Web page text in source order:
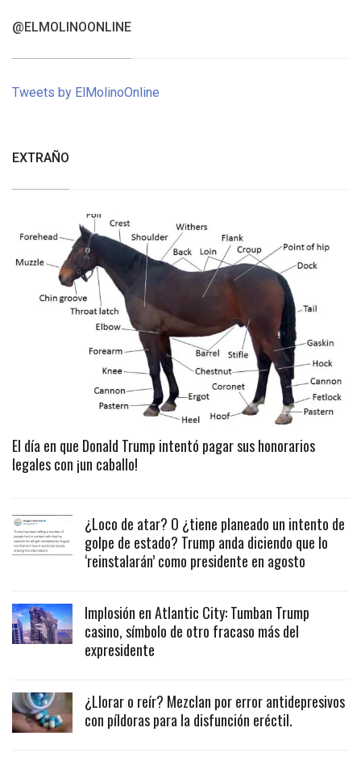
@ELMOLINOONLINE
Tweets by ElMolinoOnline
EXTRAÑO
El día en que Donald Trump intentó pagar sus honorarios
legales con ¡un caballo!
¿Loco de atar? O ¿tiene planeado un intento de
golpe de estado? Trump anda diciendo que lo
‘reinstalarán’ como presidente en agosto
Implosión en Atlantic City: Tumban Trump
casino, símbolo de otro fracaso más del
expresidente
¿Llorar o reír? Mezclan por error antidepresivos
con píldoras para la disfunción eréctil.